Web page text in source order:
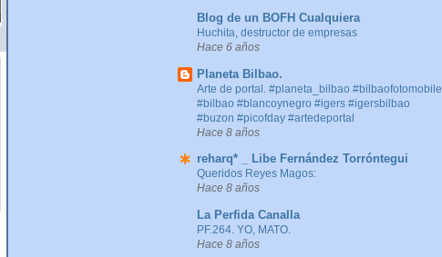
Blog de un BOFH Cualquiera
Huchita, destructor de empresas
Hace 6 años
Planeta Bilbao.
Arte de portal. #planeta_bilbao #bilbaofotomobile
#bilbao #blancoynegro #igers #igersbilbao
#buzon #picofday #artedeportal
Hace 8 años
reharq* _ Libe Fernández Torróntegui
Queridos Reyes Magos:
Hace 8 años
La Perfida Canalla
PF.264. YO, MATO.
Hace 8 años